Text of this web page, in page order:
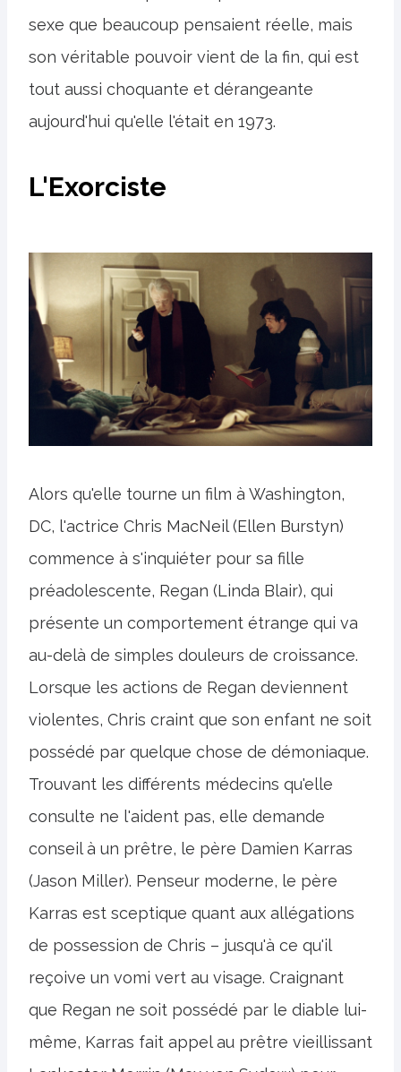
sexe que beaucoup pensaient réelle, mais
son véritable pouvoir vient de la fin, qui est
tout aussi choquante et dérangeante
aujourd'hui qu'elle l'était en 1973.
L'Exorciste
Alors qu'elle tourne un film à Washington,
DC, l'actrice Chris MacNeil (Ellen Burstyn)
commence à s'inquiéter pour sa fille
préadolescente, Regan (Linda Blair), qui
présente un comportement étrange qui va
au-delà de simples douleurs de croissance.
Lorsque les actions de Regan deviennent
violentes, Chris craint que son enfant ne soit
possédé par quelque chose de démoniaque.
Trouvant les différents médecins qu'elle
consulte ne l'aident pas, elle demande
conseil à un prêtre, le père Damien Karras
(Jason Miller). Penseur moderne, le père
Karras est sceptique quant aux allégations
de possession de Chris – jusqu'à ce qu'il
reçoive un vomi vert au visage. Craignant
que Regan ne soit possédé par le diable lui-
même, Karras fait appel au prêtre vieillissant